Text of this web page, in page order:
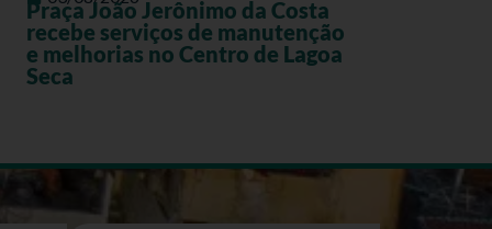
Praça João Jerônimo da Costa
recebe serviços de manutenção
e melhorias no Centro de Lagoa
Seca